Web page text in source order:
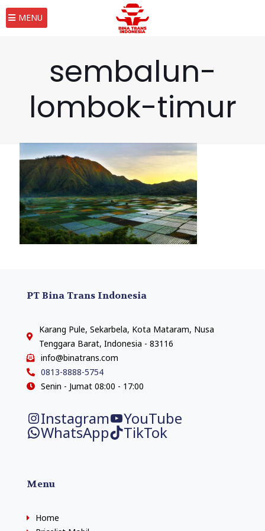
MENU
sembalun-
lombok-timur
PT Bina Trans Indonesia
Karang Pule, Sekarbela, Kota Mataram, Nusa
Tenggara Barat, Indonesia - 83116
info@binatrans.com
0813-8888-5754
Senin - Jumat 08:00 - 17:00
Instagram YouTube
WhatsApp TikTok
Menu
Home